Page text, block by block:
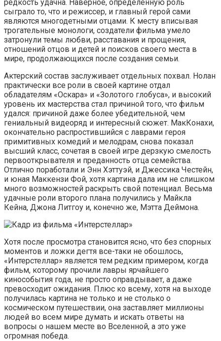
редкость удачна. Наверное, определенную роль
сыграло то, что и режиссер, и главный герой сами
являются многодетными отцами. К месту вписывая
трогательные монологи, создатели фильма умело
затронули темы любви, расставания и прощения,
отношений отцов и детей и поисков своего места в
мире, продолжающихся после создания семьи.
Актерский состав заслуживает отдельных похвал. Нолан
практически все роли в своей картине отдал
обладателям «Оскара» и «Золотого глобуса», и высокий
уровень их мастерства стал причиной того, что фильм
удался: причиной даже более убедительной, чем
гениальный видеоряд и интересный сюжет. МакКонахи,
окончательно распростившийся с лаврами героя
примитивных комедий и мелодрам, снова показал
высший класс, сочетая в своей игре дерзкую смелость
первооткрывателя и преданность отца семейства.
Отлично поработали и Энн Хэттуэй, и Джессика Честейн,
и юная Маккензи Фой, хотя картина дала им не слишком
много возможностей раскрыть свой потенциал. Весьма
удачные роли второго плана получились у Майкла
Кейна, Джона Литгоу и, конечно же, Мэтта Деймона.
Хотя после просмотра становится ясно, что без спорных
моментов и ложки дегтя все-таки не обошлось,
«Интерстеллар» является тем редким примером, когда
фильм, которому прочили лавры ярчайшего
кинособытия года, не просто оправдывает, а даже
превосходит ожидания. Плюс ко всему, хотя на выходе
получилась картина не только и не столько о
космическом путешествии, она заставляет миллионы
людей во всем мире думать и искать ответы на
вопросы о нашем месте во Вселенной, а это уже
огромная победа.